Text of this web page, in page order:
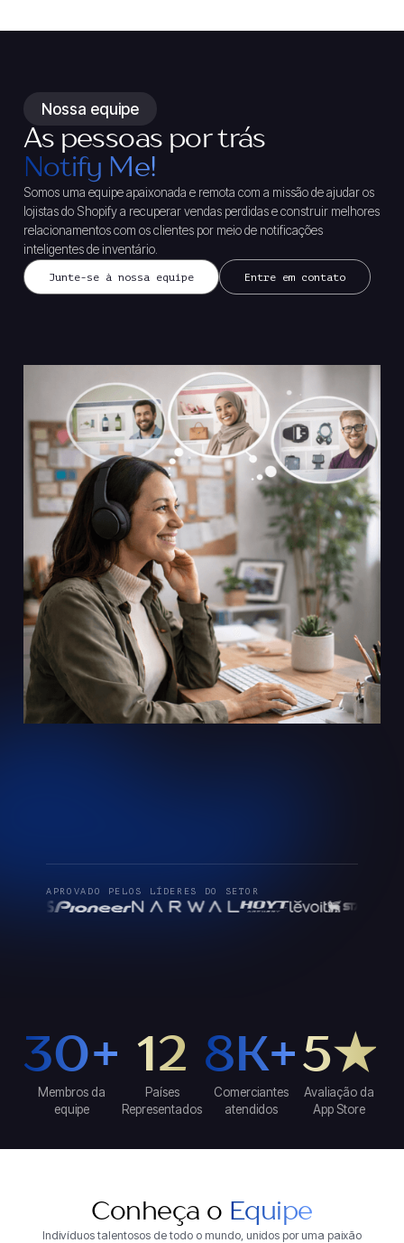
Nossa equipe
As pessoas por trás
Notify Me!
Somos uma equipe apaixonada e remota com a missão de ajudar os
lojistas do Shopify a recuperar vendas perdidas e construir melhores
relacionamentos com os clientes por meio de notificações
inteligentes de inventário.
Junte-se à nossa equipe Entre em contato
APROVADO PELOS LÍDERES DO SETOR
30+
Membros da
equipe
12
Países
Representados
8K+
Comerciantes
atendidos
5★
Avaliação da
App Store
Conheça o Equipe
Indivíduos talentosos de todo o mundo, unidos por uma paixão